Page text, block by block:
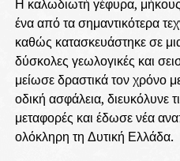
Η καλωδιωτή γέφυρα, μήκους
ένα από τα σημαντικότερα
καθώς κατασκευάστηκε σε
δύσκολες γεωλογικές και
μείωσε δραστικά τον χρόνο
οδική ασφάλεια, διευκόλυνε
μεταφορές και έδωσε νέα
ολόκληρη τη Δυτική Ελλάδα.